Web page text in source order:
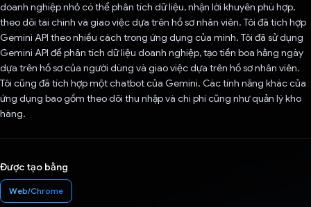
doanh nghiệp nhỏ có thể phân tích dữ liệu, nhận lời khuyên phù hợp,
theo dõi tài chính và giao việc dựa trên hồ sơ nhân viên. Tôi đã tích hợp
Gemini API theo nhiều cách trong ứng dụng của mình. Tôi đã sử dụng
Gemini API để phân tích dữ liệu doanh nghiệp, tạo tiền boa hằng ngày
dựa trên hồ sơ của người dùng và giao việc dựa trên hồ sơ nhân viên.
Tôi cũng đã tích hợp một chatbot của Gemini. Các tính năng khác của
ứng dụng bao gồm theo dõi thu nhập và chi phí cũng như quản lý kho
hàng.
Được tạo bằng
Web/Chrome